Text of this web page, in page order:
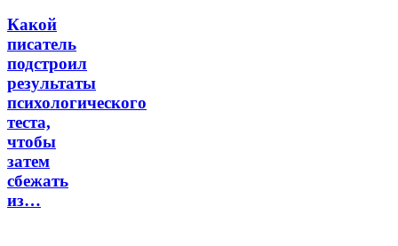
Какой
писатель
подстроил
результаты
психологического
теста,
чтобы
затем
сбежать
из…